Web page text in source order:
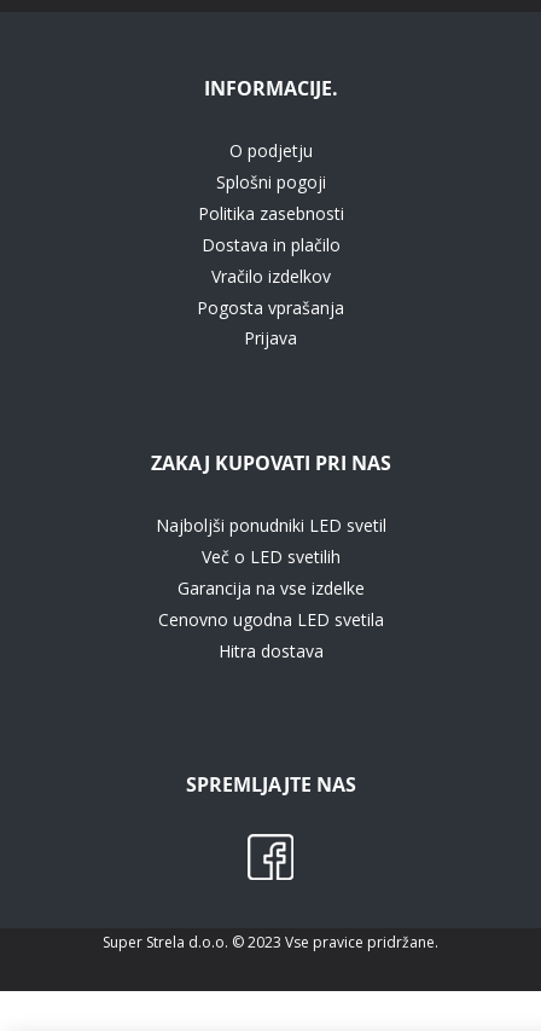
INFORMACIJE.
O podjetju
Splošni pogoji
Politika zasebnosti
Dostava in plačilo
Vračilo izdelkov
Pogosta vprašanja
Prijava
ZAKAJ KUPOVATI PRI NAS
Najboljši ponudniki LED svetil
Več o LED svetilih
Garancija na vse izdelke
Cenovno ugodna LED svetila
Hitra dostava
SPREMLJAJTE NAS
Super Strela d.o.o. © 2023 Vse pravice pridržane.